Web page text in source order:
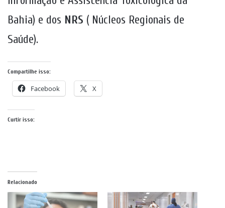
Bahia) e dos NRS ( Núcleos Regionais de
Saúde).
Compartilhe isso:
Facebook X
Curtir isso:
Relacionado